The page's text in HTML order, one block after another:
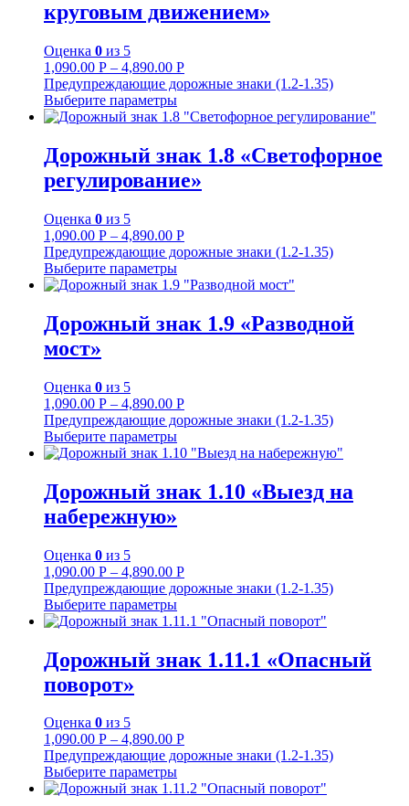
круговым движением»
Оценка 0 из 5
1,090.00 Р – 4,890.00 Р
Предупреждающие дорожные знаки (1.2-1.35)
Выберите параметры
Дорожный знак 1.8 «Светофорное
регулирование»
Оценка 0 из 5
1,090.00 Р – 4,890.00 Р
Предупреждающие дорожные знаки (1.2-1.35)
Выберите параметры
Дорожный знак 1.9 «Разводной
мост»
Оценка 0 из 5
1,090.00 Р – 4,890.00 Р
Предупреждающие дорожные знаки (1.2-1.35)
Выберите параметры
Дорожный знак 1.10 «Выезд на
набережную»
Оценка 0 из 5
1,090.00 Р – 4,890.00 Р
Предупреждающие дорожные знаки (1.2-1.35)
Выберите параметры
Дорожный знак 1.11.1 «Опасный
поворот»
Оценка 0 из 5
1,090.00 Р – 4,890.00 Р
Предупреждающие дорожные знаки (1.2-1.35)
Выберите параметры